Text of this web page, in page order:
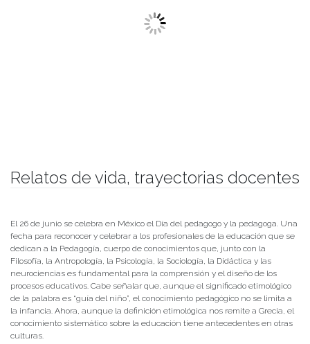
Relatos de vida, trayectorias docentes
El 26 de junio se celebra en México el Día del pedagogo y la pedagoga. Una
fecha para reconocer y celebrar a los profesionales de la educación que se
dedican a la Pedagogía, cuerpo de conocimientos que, junto con la
Filosofía, la Antropología, la Psicología, la Sociología, la Didáctica y las
neurociencias es fundamental para la comprensión y el diseño de los
procesos educativos. Cabe señalar que, aunque el significado etimológico
de la palabra es “guía del niño”, el conocimiento pedagógico no se limita a
la infancia. Ahora, aunque la definición etimológica nos remite a Grecia, el
conocimiento sistemático sobre la educación tiene antecedentes en otras
culturas.